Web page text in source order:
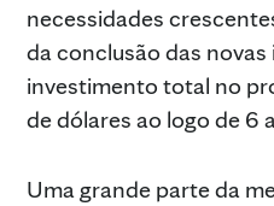
necessidades
da conclusão das novas
investimento total no
de dólares ao logo de 6
Uma grande parte da